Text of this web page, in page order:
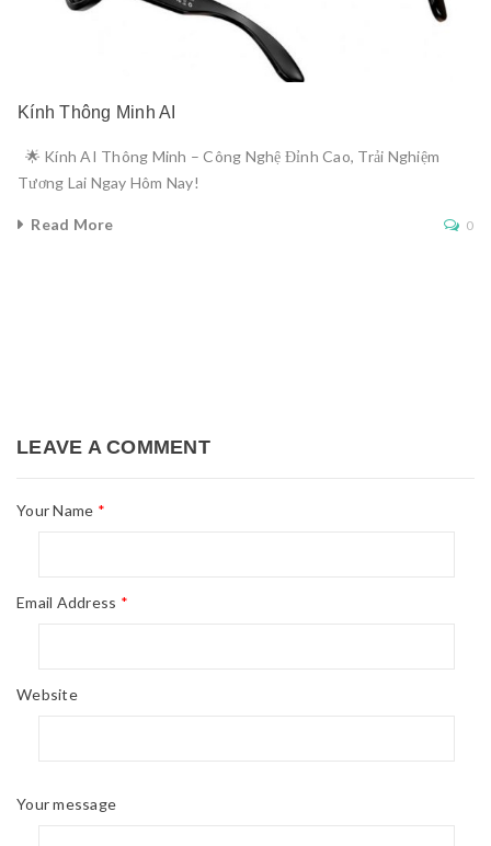
Kính Thông Minh AI
🌟 Kính AI Thông Minh – Công Nghệ Đỉnh Cao, Trải Nghiệm
Tương Lai Ngay Hôm Nay!
Read More 0
LEAVE A COMMENT
Your Name *
Email Address *
Website
Your message